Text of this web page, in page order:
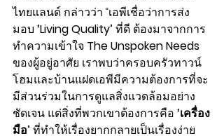
ไทยแลนด์ กล่าวว่า “เอพีเชื่อว่าการส่ง
มอบ ‘Living Quality’ ที่ดี ต้องมาจากการ
ทำความเข้าใจ The Unspoken Needs
ของผู้อยู่อาศัย เราพบว่าครอบครัวทาวน์
โฮมและบ้านแฝดเอพีมีความต้องการที่จะ
มีส่วนร่วมในการดูแลสิ่งแวดล้อมอย่าง
ชัดเจน แต่สิ่งที่พวกเขาต้องการคือ ‘เครื่อง
มือ’ ที่ทำให้เรื่องยากกลายเป็นเรื่องง่าย